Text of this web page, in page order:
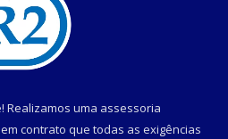
Realizamos uma assessoria
contrato que todas as exigências